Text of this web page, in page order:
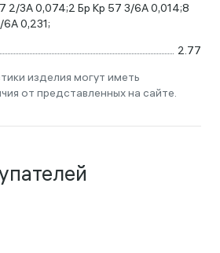
2/3А 0,074;2 Бр Кр 57 3/6А 0,014;8
0,231;
2.77
изделия могут иметь
от представленных на сайте.